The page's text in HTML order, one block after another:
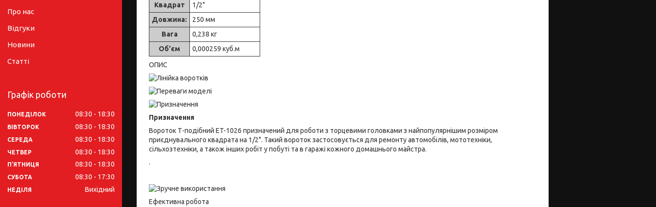
Квадрат
1/2"
Довжина:
250 мм
Вага
0,238 кг
Об'єм
0,000259 куб.м
ОПИС
Призначення
Вороток Т-подібний ET-1026 призначений для роботи з торцевими головками з найпопулярнішим розміром
приєднувального квадрата на 1/2". Такий вороток застосовується для ремонту автомобілів, мототехніки,
сільхозтехніки, а також інших робіт у побуті та в гаражі кожного домашнього майстра.
.
Ефективна робота
Про нас
Відгуки
Новини
Статті
Графік роботи
ПОНЕДІЛОК 08:30 18:30
ВІВТОРОК 08:30 18:30
СЕРЕДА 08:30 18:30
ЧЕТВЕР 08:30 18:30
ПʼЯТНИЦЯ 08:30 18:30
СУБОТА 08:30 17:30
НЕДІЛЯ Вихідний